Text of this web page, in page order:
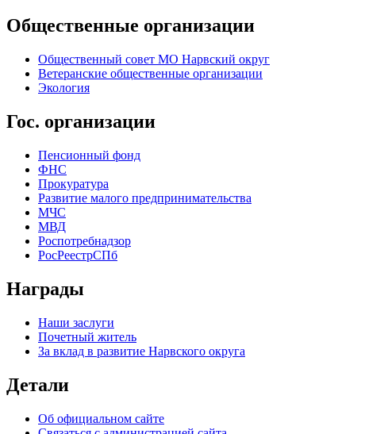
Общественные организации
Общественный совет МО Нарвский округ
Ветеранские общественные организации
Экология
Гос. организации
Пенсионный фонд
ФНС
Прокуратура
Развитие малого предпринимательства
МЧС
МВД
Роспотребнадзор
РосРеестрСПб
Награды
Наши заслуги
Почетный житель
За вклад в развитие Нарвского округа
Детали
Об официальном сайте